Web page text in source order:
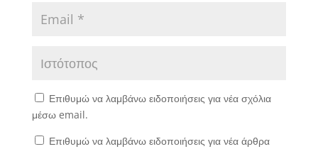
Επιθυμώ να λαμβάνω ειδοποιήσεις για νέα σχόλια
μέσω email.
Επιθυμώ να λαμβάνω ειδοποιήσεις για νέα άρθρα